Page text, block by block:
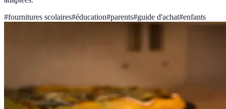
#fournitures scolaires#éducation#parents#guide d'achat#enfants